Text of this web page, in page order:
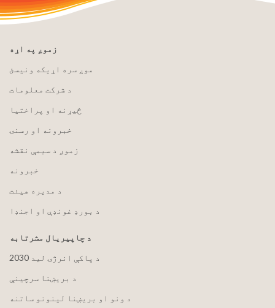
زموږ په اړه
موږ سره اړیکه ونیسئ
د شرکت معلومات
څیړنه او پراختیا
خبرونه او رسنۍ
زموږ د سیمې نقشه
خبرونه
د مدیره هیئت
د بورډ غونډې او اجنډا
د چاپیریال مشرتابه
2030 د پاکې انرژۍ لید
د بریښنا سرچینې
د ونو او بریښنا لینونو ساتنه